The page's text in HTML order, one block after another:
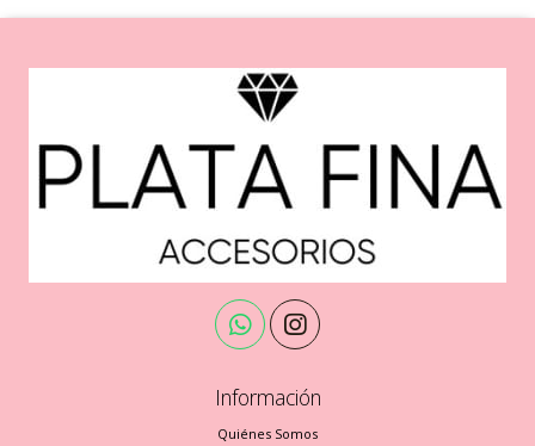
Información
Quiénes Somos